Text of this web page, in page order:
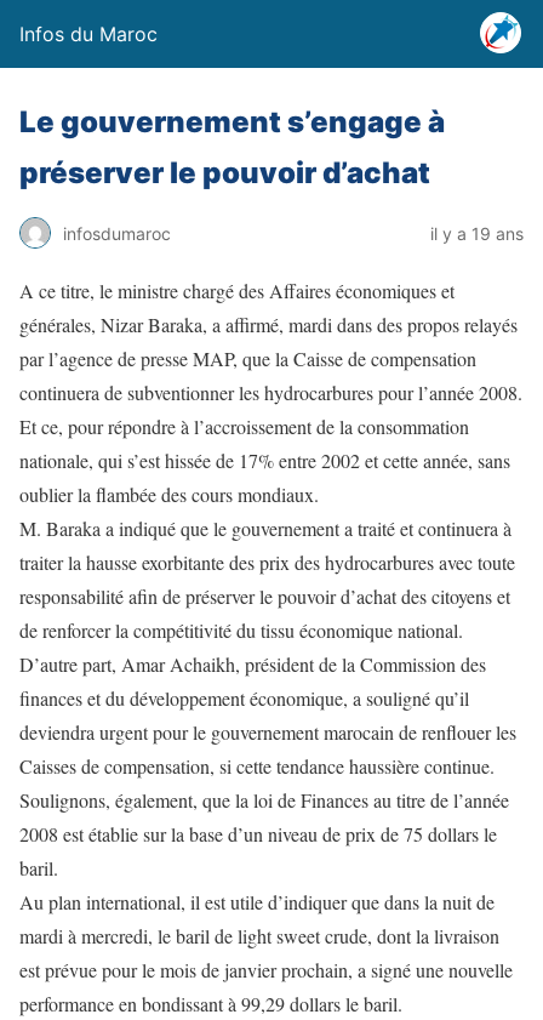
Infos du Maroc
Le gouvernement s’engage à
préserver le pouvoir d’achat
infosdumaroc il y a 19 ans
A ce titre, le ministre chargé des Affaires économiques et
générales, Nizar Baraka, a affirmé, mardi dans des propos relayés
par l’agence de presse MAP, que la Caisse de compensation
continuera de subventionner les hydrocarbures pour l’année 2008.
Et ce, pour répondre à l’accroissement de la consommation
nationale, qui s’est hissée de 17% entre 2002 et cette année, sans
oublier la flambée des cours mondiaux.
M. Baraka a indiqué que le gouvernement a traité et continuera à
traiter la hausse exorbitante des prix des hydrocarbures avec toute
responsabilité afin de préserver le pouvoir d’achat des citoyens et
de renforcer la compétitivité du tissu économique national.
D’autre part, Amar Achaikh, président de la Commission des
finances et du développement économique, a souligné qu’il
deviendra urgent pour le gouvernement marocain de renflouer les
Caisses de compensation, si cette tendance haussière continue.
Soulignons, également, que la loi de Finances au titre de l’année
2008 est établie sur la base d’un niveau de prix de 75 dollars le
baril.
Au plan international, il est utile d’indiquer que dans la nuit de
mardi à mercredi, le baril de light sweet crude, dont la livraison
est prévue pour le mois de janvier prochain, a signé une nouvelle
performance en bondissant à 99,29 dollars le baril.